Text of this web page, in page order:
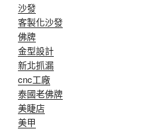
沙發
客製化沙發
佛牌
金型設計
新北抓漏
cnc工廠
泰國老佛牌
美睫店
美甲